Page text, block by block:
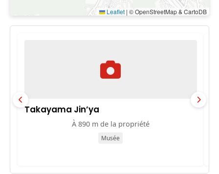
Leaflet | © OpenStreetMap & CartoDB
Takayama Jin’ya
À 890 m de la propriété
Musée